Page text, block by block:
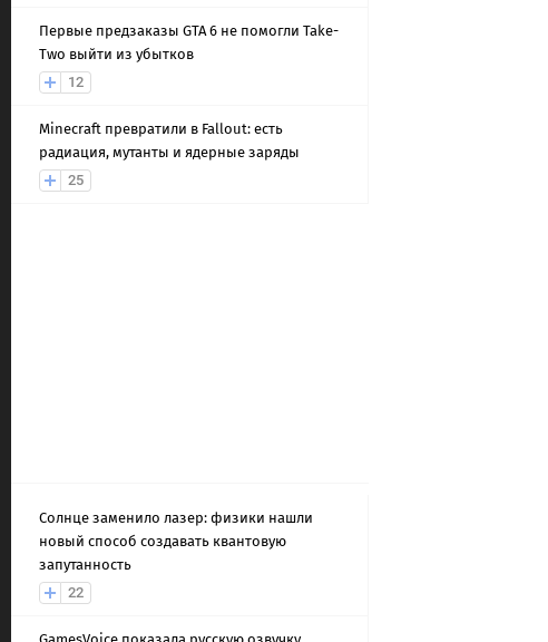
Первые предзаказы GTA 6 не помогли Take-
Two выйти из убытков
12
Minecraft превратили в Fallout: есть
радиация, мутанты и ядерные заряды
25
Солнце заменило лазер: физики нашли
новый способ создавать квантовую
запутанность
22